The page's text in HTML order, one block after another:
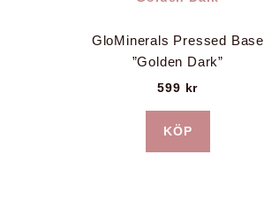
GloMinerals Pressed Base
”Golden Dark”
599 kr
KÖP